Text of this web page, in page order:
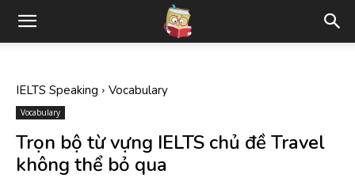
IELTS Speaking Vocabulary
Vocabulary
Trọn bộ từ vựng IELTS chủ đề Travel
không thể bỏ qua